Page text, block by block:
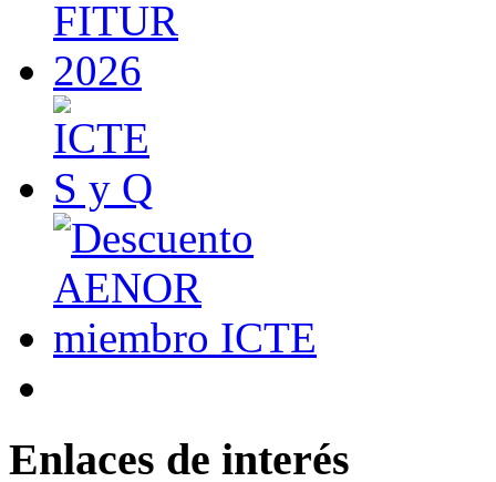
Enlaces de interés